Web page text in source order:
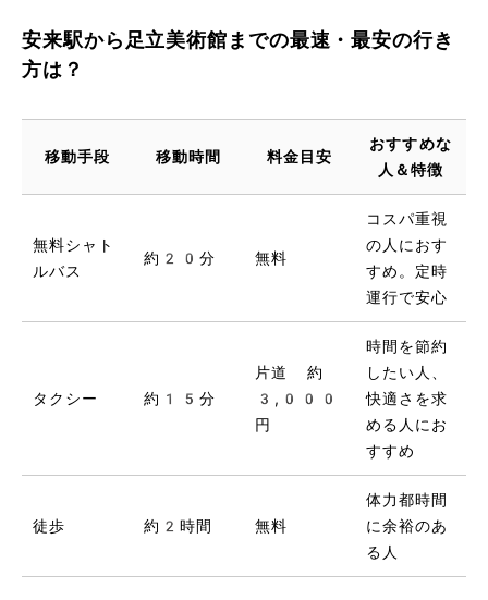
安来駅から足立美術館までの最速・最安の行き
方は？
移動手段 移動時間 料金目安
おすすめな
人＆特徴
無料シャト
ルバス
約20分 無料
コスパ重視
の人におす
すめ。定時
運行で安心
タクシー 約15分
片道 約
3,000
円
時間を節約
したい人、
快適さを求
める人にお
すすめ
徒歩 約2時間 無料
体力都時間
に余裕のあ
る人